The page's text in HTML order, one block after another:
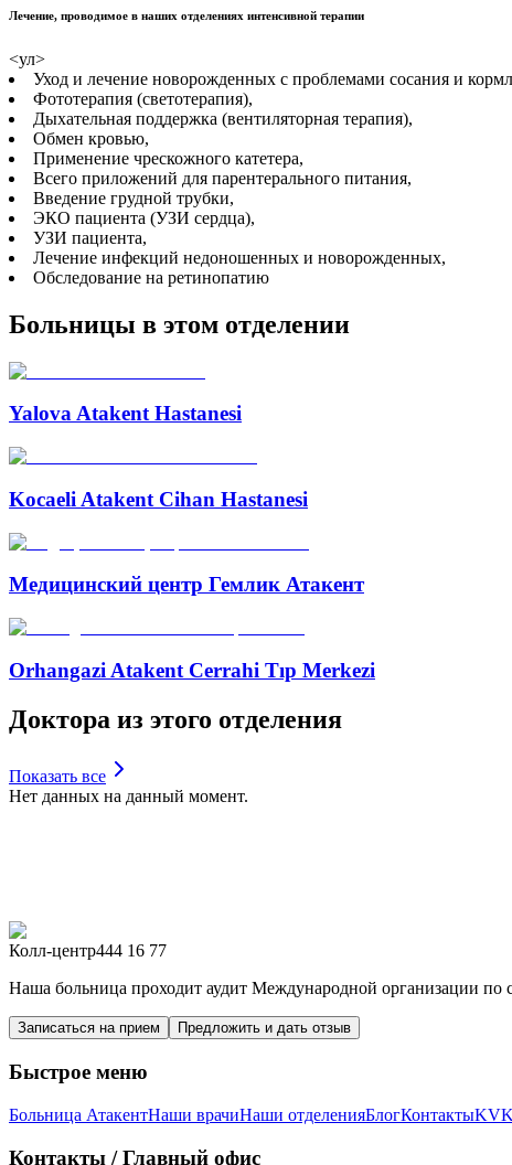
Лечение, проводимое в наших отделениях интенсивной терапии
<ул>
Уход и лечение новорожденных с проблемами сосания и
Фототерапия (светотерапия),
Дыхательная поддержка (вентиляторная терапия),
Обмен кровью,
Применение чрескожного катетера,
Всего приложений для парентерального питания,
Введение грудной трубки,
ЭКО пациента (УЗИ сердца),
УЗИ пациента,
Лечение инфекций недоношенных и новорожденных,
Обследование на ретинопатию
Больницы в этом отделении
Yalova Atakent Hastanesi
Kocaeli Atakent Cihan Hastanesi
Медицинский центр Гемлик Атакент
Orhangazi Atakent Cerrahi Tıp Merkezi
Доктора из этого отделения
Показать все
Нет данных на данный момент.
Колл-центр444 16 77
Наша больница проходит аудит Международной организации по
Записаться на прием Предложить и дать отзыв
Быстрое меню
Больница АтакентНаши врачиНаши отделенияБлогКонтакты
Контакты / Главный офис